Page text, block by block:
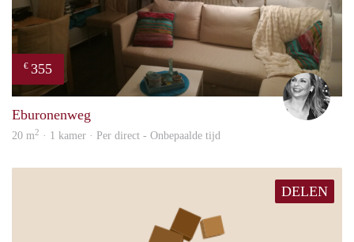
€ 355
Eburonenweg
20 m2 · 1 kamer · Per direct - Onbepaalde tijd
DELEN